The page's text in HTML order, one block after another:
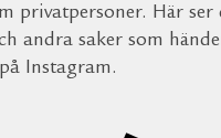
privatpersoner. Här ser
andra saker som
Instagram.